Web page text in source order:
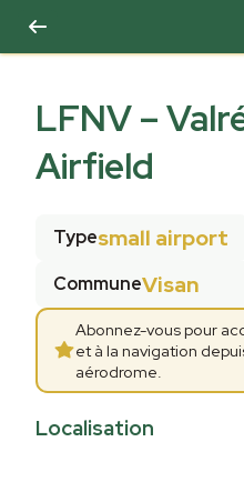
LFNV–
Airfield
Typesmall airport
CommuneVisan
Abonnez-vous pour
et à la navigation
aérodrome.
Localisation